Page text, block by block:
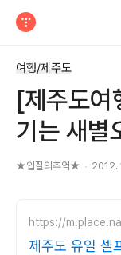
여행/제주도
[제주도여
기는 새별
★입질의추억★ 2012.
https://
제주도 유일 셀